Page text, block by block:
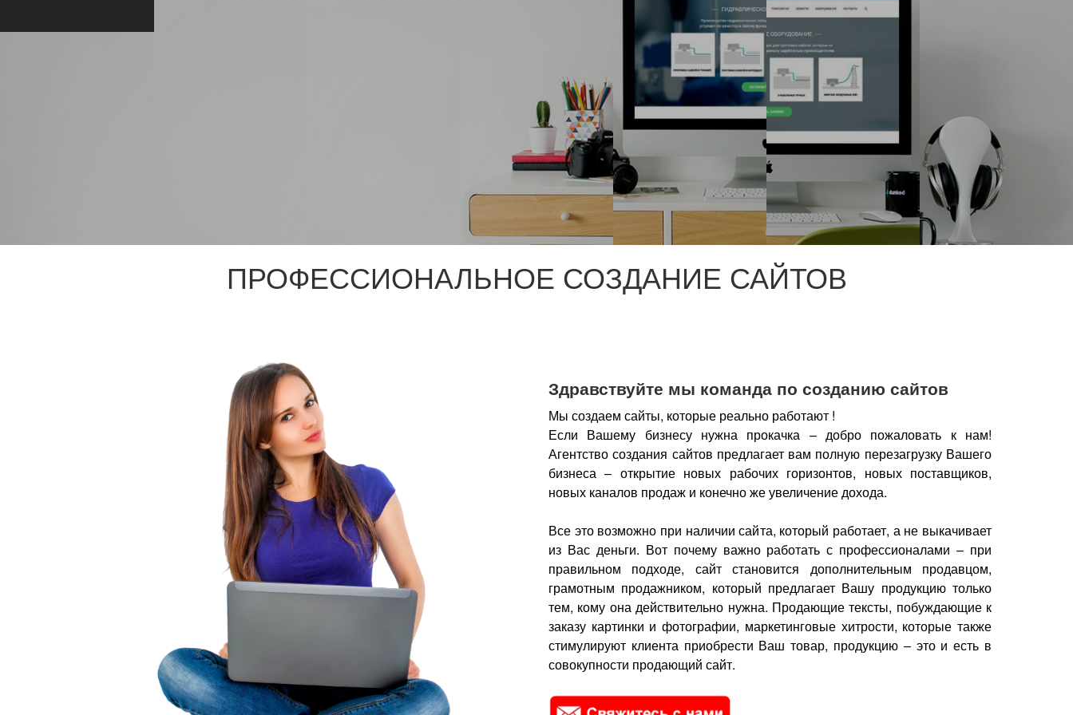
ПРОФЕССИОНАЛЬНОЕ СОЗДАНИЕ САЙТОВ
Здравствуйте мы команда по созданию сайтов
Мы создаем сайты, которые реально работают !
Если Вашему бизнесу нужна прокачка – добро пожаловать к нам!
Агентство создания сайтов предлагает вам полную перезагрузку Вашего
бизнеса – открытие новых рабочих горизонтов, новых поставщиков,
новых каналов продаж и конечно же увеличение дохода.
Все это возможно при наличии сайта, который работает, а не выкачивает
из Вас деньги. Вот почему важно работать с профессионалами – при
правильном подходе, сайт становится дополнительным продавцом,
грамотным продажником, который предлагает Вашу продукцию только
тем, кому она действительно нужна. Продающие тексты, побуждающие к
заказу картинки и фотографии, маркетинговые хитрости, которые также
стимулируют клиента приобрести Ваш товар, продукцию – это и есть в
совокупности продающий сайт.